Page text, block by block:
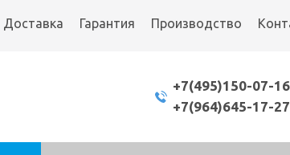
Доставка Гарантия Производство
+7(495)150-07-16
+7(964)645-17-27